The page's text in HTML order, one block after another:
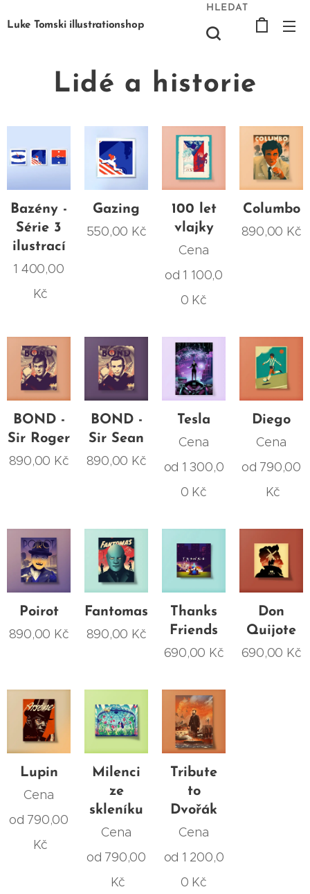
Luke Tomski illustrationshop
HLEDAT
Lidé a historie
Bazény -
Série 3
ilustrací
1 400,00
Kč
Gazing
550,00 Kč
100 let
vlajky
Cena
od 1 100,0
0 Kč
Columbo
890,00 Kč
BOND -
Sir Roger
890,00 Kč
BOND -
Sir Sean
890,00 Kč
Tesla
Cena
od 1 300,0
0 Kč
Diego
Cena
od 790,00
Kč
Poirot
890,00 Kč
Fantomas
890,00 Kč
Thanks
Friends
690,00 Kč
Don
Quijote
690,00 Kč
Lupin
Cena
od 790,00
Kč
Milenci
ze
skleníku
Cena
od 790,00
Kč
Tribute
to
Dvořák
Cena
od 1 200,0
0 Kč